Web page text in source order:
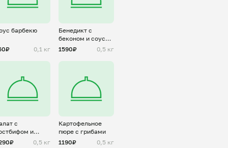
барбекю
0,1 кг
Бенедикт с
беконом и соусом
голландез
1590₽ 0,5 кг
с
и
томатом
0,5 кг
Картофельное
пюре с грибами
1190₽
0,5 кг